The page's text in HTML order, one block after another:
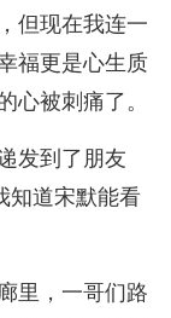
但现在我连一
福更是心生质
心被刺痛了。
发到了朋友
知道宋默能看
里，一哥们路